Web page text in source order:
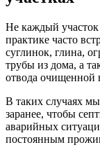
Не каждый
практике часто
суглинок, глина,
трубы из дома, а
отвода очищенной
В таких случаях
заранее, чтобы
аварийных
постоянным